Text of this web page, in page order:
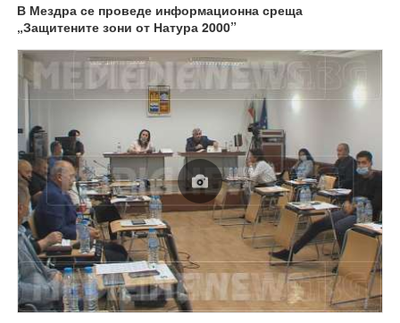
В Мездра се проведе информационна среща
„Защитените зони от Натура 2000”